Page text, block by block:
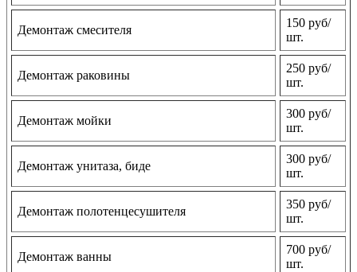
Демонтаж смесителя
150 руб/
шт.
Демонтаж раковины
250 руб/
шт.
Демонтаж мойки
300 руб/
шт.
Демонтаж унитаза, биде
300 руб/
шт.
Демонтаж полотенцесушителя
350 руб/
шт.
Демонтаж ванны
700 руб/
шт.